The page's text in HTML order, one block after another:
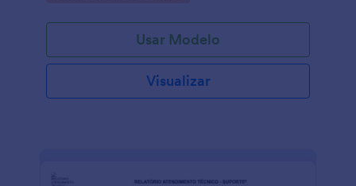
Usar Modelo
Visualizar